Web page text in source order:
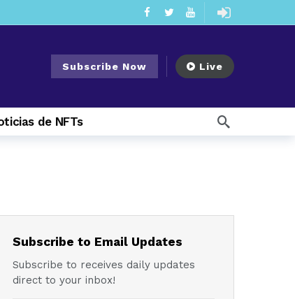
4 days ago
My Crypto Lawyer Sec Cryptocurrency Small Business Forum’s Report to Congress Highlights Recommendations to Improve Capital-Raising Policy 6 days ago
ago
ago
Subscribe Now Live
de NFTs
Subscribe to Email Updates
Subscribe to receives daily updates
direct to your inbox!